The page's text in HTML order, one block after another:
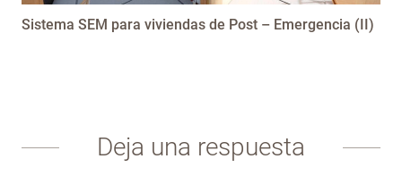
Sistema SEM para viviendas de Post – Emergencia (II)
Deja una respuesta